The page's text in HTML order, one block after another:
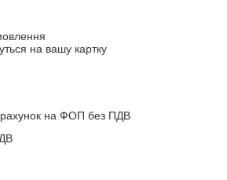
на вашу картку
на ФОП без ПДВ